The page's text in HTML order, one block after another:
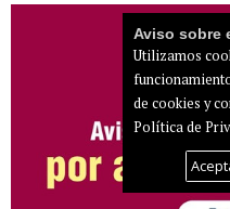
Aviso sobre
Utilizamos
de cookies y
Política de